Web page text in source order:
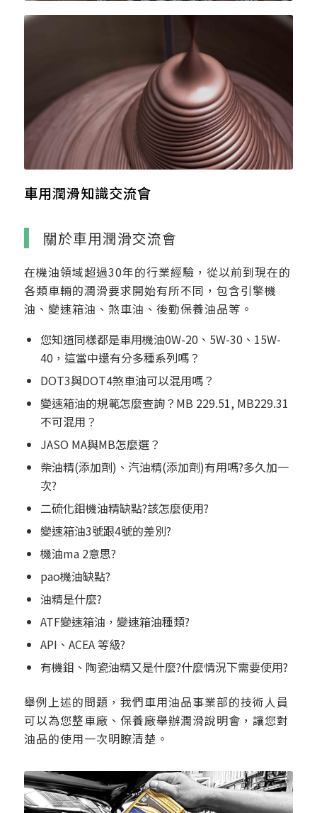
車用潤滑知識交流會
關於車用潤滑交流會
在機油領域超過30年的行業經驗，從以前到現在的
各類車輛的潤滑要求開始有所不同，包含引擎機
油、變速箱油、煞車油、後勤保養油品等。
您知道同樣都是車用機油0W-20、5W-30、15W-
40，這當中還有分多種系列嗎？
DOT3與DOT4煞車油可以混用嗎？
變速箱油的規範怎麼查詢？MB 229.51, MB229.31
不可混用？
JASO MA與MB怎麼選？
柴油精(添加劑)、汽油精(添加劑)有用嗎?多久加一
次?
二硫化鉬機油精缺點?該怎麼使用?
變速箱油3號跟4號的差別?
機油ma 2意思?
pao機油缺點?
油精是什麼?
ATF變速箱油，變速箱油種類?
API、ACEA 等級?
有機鉬、陶瓷油精又是什麼?什麼情況下需要使用?
舉例上述的問題，我們車用油品事業部的技術人員
可以為您整車廠、保養廠舉辦潤滑說明會，讓您對
油品的使用一次明瞭清楚。